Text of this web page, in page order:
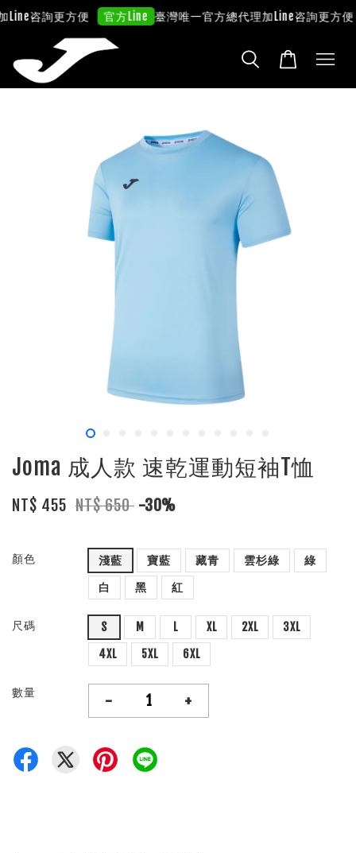
咨詢更方便 官方Line 臺灣唯一官方總代理加Line咨詢更方便
Joma 成人款 速乾運動短袖T恤
NT$ 455 NT$ 650 -30%
顏色 淺藍 寶藍 藏青 雲杉綠
綠
白
黑 紅
尺碼 S M L XL 2XL
3XL
4XL
5XL 6XL
數量 - +